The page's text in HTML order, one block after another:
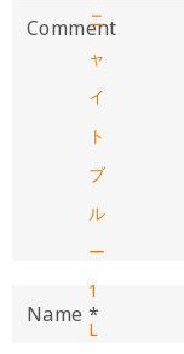
ニ
ャ
イ
ト
ブ
ル
ー
1
L